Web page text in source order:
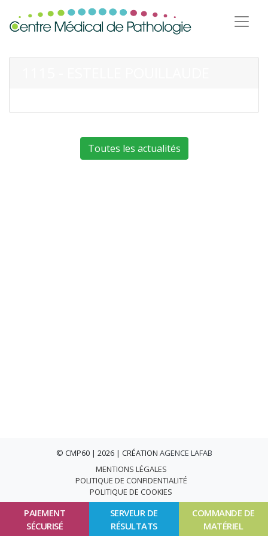
PAIEMENT
SÉCURISÉ
SERVEUR DE
RÉSULTATS
COMMANDE DE
MATÉRIEL
Toutes les actualités
© CMP60 | 2026 | CRÉATION AGENCE LAFAB
MENTIONS LÉGALES
POLITIQUE DE CONFIDENTIALITÉ
POLITIQUE DE COOKIES